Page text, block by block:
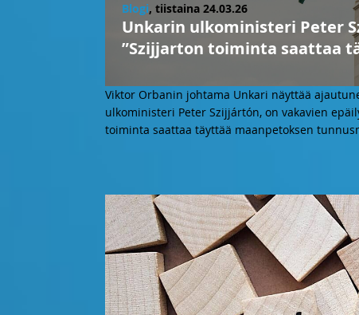
Blogi, tiistaina 24.03.26
Unkarin ulkoministeri Peter
”Szijjarton toiminta saattaa
Viktor Orbanin johtama Unkari näyttää
ulkoministeri Peter Szijjártón, on vakavien
toiminta saattaa täyttää maanpetoksen